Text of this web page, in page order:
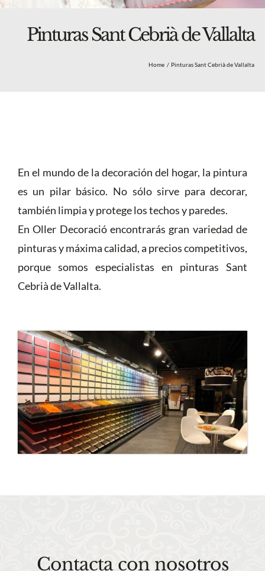
Nosotros
Pinturas Sant Cebrià de Vallalta
Home Pinturas Sant Cebrià de Vallalta
En el mundo de la decoración del hogar, la pintura
es un pilar básico. No sólo sirve para decorar,
también limpia y protege los techos y paredes.
En Oller Decoració encontrarás gran variedad de
pinturas y máxima calidad, a precios competitivos,
porque somos especialistas en pinturas Sant
Cebrià de Vallalta.
Contacta con nosotros